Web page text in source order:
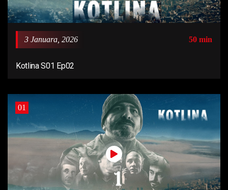
3 Januara, 2026 50 min
Kotlina S01 Ep02
01